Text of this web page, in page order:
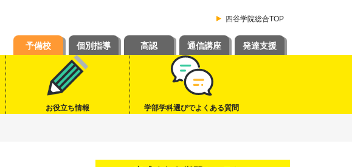
四谷学院総合TOP
予備校 個別指導 高認 通信講座 発達支援
お役立ち情報 学部学科選びでよくある質問